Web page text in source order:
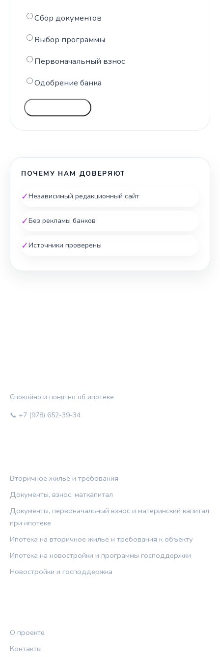
Сбор документов
Выбор программы
Первоначальный взнос
Одобрение банка
ПОЧЕМУ НАМ ДОВЕРЯЮТ
✓Независимый редакционный сайт
✓Без рекламы банков
✓Источники проверены
Спокойно и понятно об ипотеке
📞 +7 (978) 652-39-34
Вторичное жильё и требования
Документы, взнос, маткапитал
Документы, первоначальный взнос и материнский капитал
при ипотеке
Ипотека на вторичное жильё и требования к объекту
Ипотека на новостройки и программы господдержки
Новостройки и господдержка
О проекте
Контакты